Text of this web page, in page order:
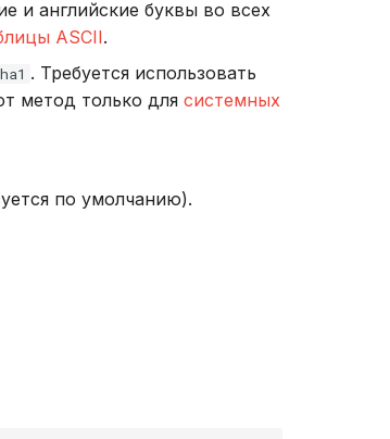
и английские буквы во всех
ASCII.
. Требуется использовать
метод только для системных
по умолчанию).